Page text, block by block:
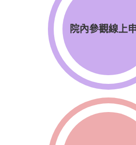
院內參觀線上